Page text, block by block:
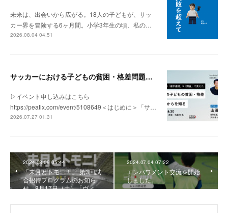
未来は、出会いから広がる。18人の子どもが、サッ
カー界を冒険する6ヶ月間。小学3年生の頃、私の…
2026.08.04 04:51
サッカーにおける子どもの貧困・格差問題の現状 | 「社会とサッカー」vol.1
▷イベント申し込みはこちら
https://peatix.com/event/5108649＜はじめに＞「サ…
2026.07.27 01:31
2024.08.09 05:44
「未月とトモニ！」 第3回試
合招待プログラムのお知ら
せ。8月17日（土）「ヴィ…
2024.07.04 07:22
エンパワメント交流を開始
しました。